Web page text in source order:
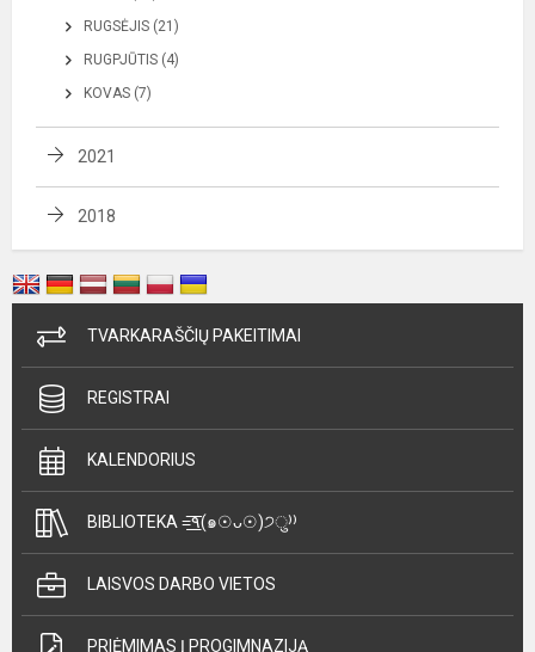
RUGSĖJIS (21)
RUGPJŪTIS (4)
KOVAS (7)
2021
2018
TVARKARAŠČIŲ PAKEITIMAI
REGISTRAI
KALENDORIUS
BIBLIOTEKA =͟͟͞͞٩(๑☉ᴗ☉)੭ु⁾⁾
LAISVOS DARBO VIETOS
PRIĖMIMAS Į PROGIMNAZIJĄ